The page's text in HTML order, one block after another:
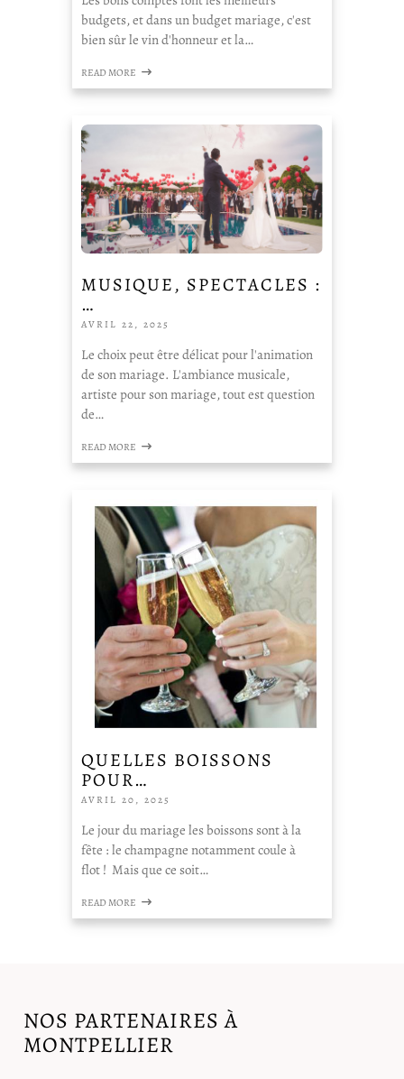
budgets, et dans un budget mariage, c'est
bien sûr le vin d'honneur et la…
READ MORE
MUSIQUE, SPECTACLES :
…
AVRIL 22, 2025
Le choix peut être délicat pour l'animation
de son mariage. L'ambiance musicale,
artiste pour son mariage, tout est question
de…
READ MORE
QUELLES BOISSONS
POUR…
AVRIL 20, 2025
Le jour du mariage les boissons sont à la
fête : le champagne notamment coule à
flot ! Mais que ce soit…
READ MORE
NOS PARTENAIRES À
MONTPELLIER